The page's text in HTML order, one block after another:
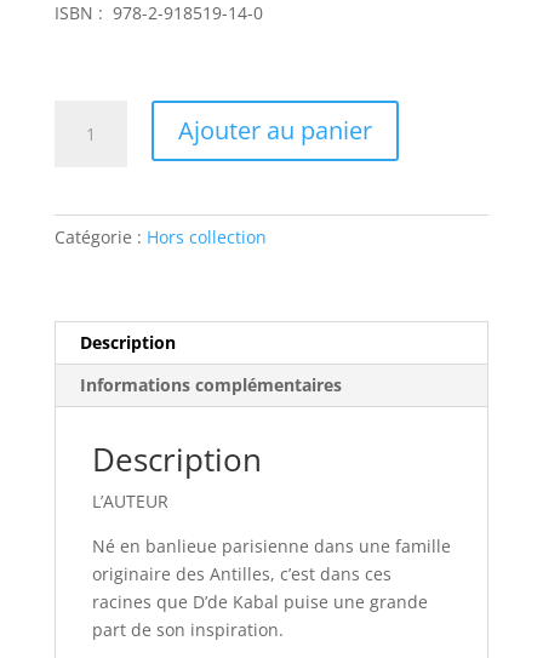
ISBN : 978-2-918519-14-0
Ajouter au panier
Catégorie : Hors collection
Description
Informations complémentaires
Description
L’AUTEUR
Né en banlieue parisienne dans une famille
originaire des Antilles, c’est dans ces
racines que D’de Kabal puise une grande
part de son inspiration.